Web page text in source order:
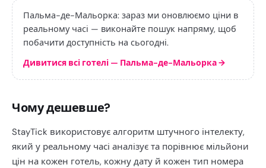
Пальма-де-Мальорка: зараз ми оновлюємо ціни в
реальному часі — виконайте пошук напряму, щоб
побачити доступність на сьогодні.
Дивитися всі готелі — Пальма-де-Мальорка→
Чому дешевше?
StayTick використовує алгоритм штучного інтелекту,
який у реальному часі аналізує та порівнює мільйони
цін на кожен готель, кожну дату й кожен тип номера